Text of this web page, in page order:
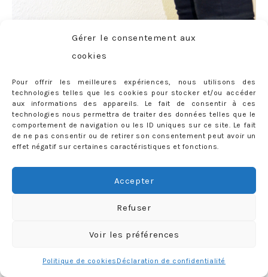
Gérer le consentement aux
cookies
Pour offrir les meilleures expériences, nous utilisons des
technologies telles que les cookies pour stocker et/ou accéder
aux informations des appareils. Le fait de consentir à ces
technologies nous permettra de traiter des données telles que le
comportement de navigation ou les ID uniques sur ce site. Le fait
de ne pas consentir ou de retirer son consentement peut avoir un
effet négatif sur certaines caractéristiques et fonctions.
Accepter
Refuser
Voir les préférences
Politique de cookies Déclaration de confidentialité